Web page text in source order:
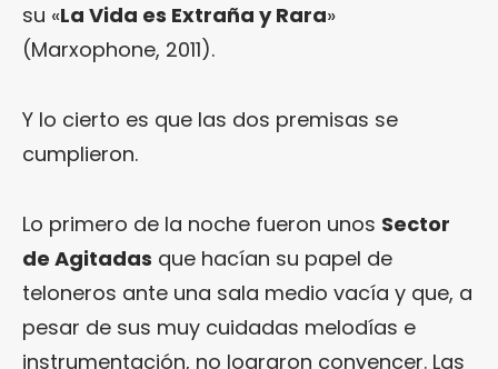
su «La Vida es Extraña y Rara»
(Marxophone, 2011).
Y lo cierto es que las dos premisas se
cumplieron.
Lo primero de la noche fueron unos Sector
de Agitadas que hacían su papel de
teloneros ante una sala medio vacía y que, a
pesar de sus muy cuidadas melodías e
instrumentación, no lograron convencer. Las